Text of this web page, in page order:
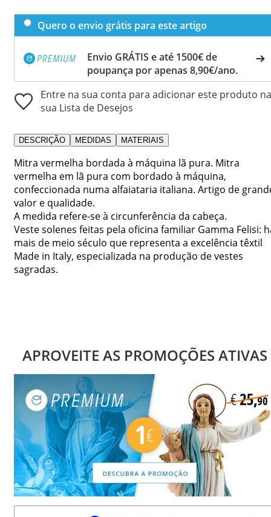
Quero o envio grátis para este artigo
Envio GRÁTIS e até 1500€ de
poupança por apenas 8,90€/ano.
Entre na sua conta para adicionar este produto na
sua Lista de Desejos
DESCRIÇÃO MEDIDAS MATERIAIS
Mitra vermelha bordada à máquina lã pura. Mitra
vermelha em lã pura com bordado à máquina,
confeccionada numa alfaiataria italiana. Artigo de
valor e qualidade.
A medida refere-se à circunferência da cabeça.
Veste solenes feitas pela oficina familiar Gamma Felisi:
mais de meio século que representa a excelência têxtil
Made in Italy, especializada na produção de vestes
sagradas.
APROVEITE AS PROMOÇÕES ATIVAS